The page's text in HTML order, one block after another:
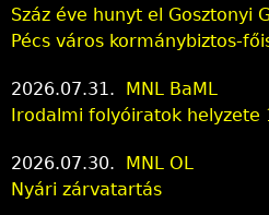
Száz éve hunyt el Gosztonyi
Pécs város kormánybiztos-
2026.07.31.
MNL BaML
Irodalmi folyóiratok helyzete
2026.07.30.
MNL OL
Nyári zárvatartás